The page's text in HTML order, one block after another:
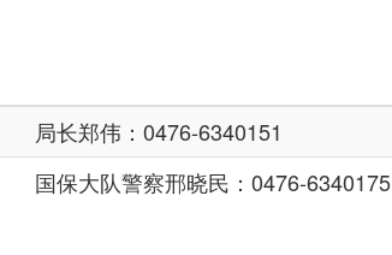
局长郑伟：0476-6340151
国保大队警察邢晓民：0476-6340175